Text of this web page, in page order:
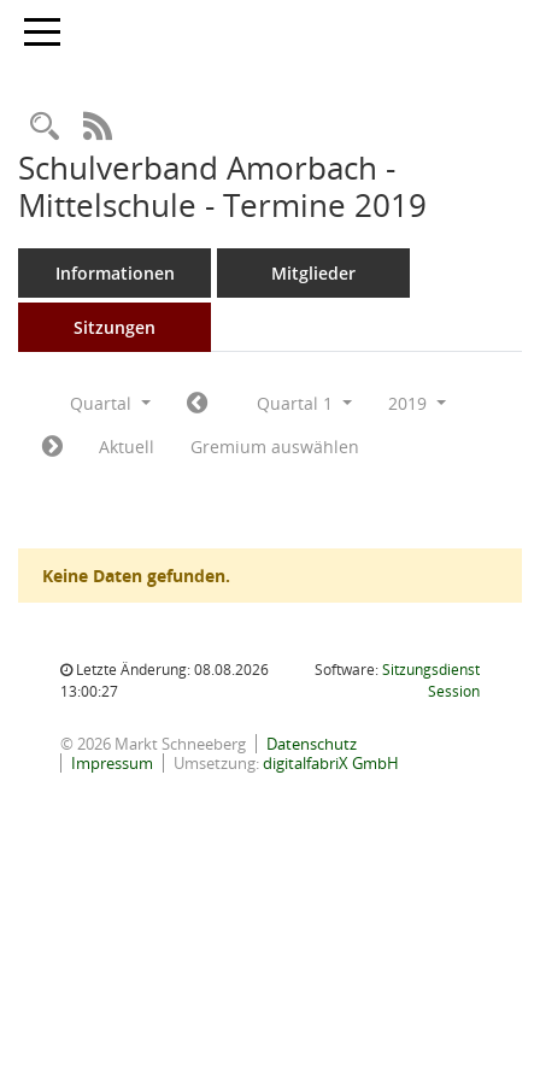
Toggle navigation
Rechercheauswahl
RSS-Feed
Schulverband Amorbach -
Mittelschule - Termine 2019
Informationen Mitglieder
Sitzungen
Quartal Quartal 1
2019
Aktuell
Gremium auswählen
Keine Daten gefunden.
Letzte Änderung: 08.08.2026
13:00:27
Software:Sitzungsdienst
Session(Wird in
© 2026 Markt Schneeberg
Datenschutz
Impressum
Umsetzung:digitalfabriX GmbH